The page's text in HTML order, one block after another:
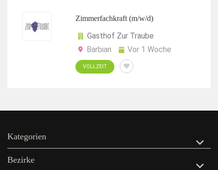
Zimmerfachkraft (m/w/d)
Gasthof Zur Traube
Barbian
Vor 1 Woche
VOLLZEIT
Kategorien
Bezirke